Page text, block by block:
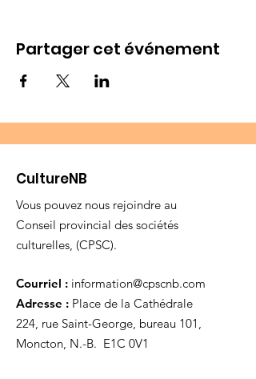
Partager cet événement
CultureNB
Vous pouvez nous rejoindre au
Conseil provincial des sociétés
culturelles, (CPSC).
Courriel : information@cpscnb.com
Adresse : Place de la Cathédrale
224, rue Saint-George, bureau 101,
Moncton, N.-B. E1C 0V1